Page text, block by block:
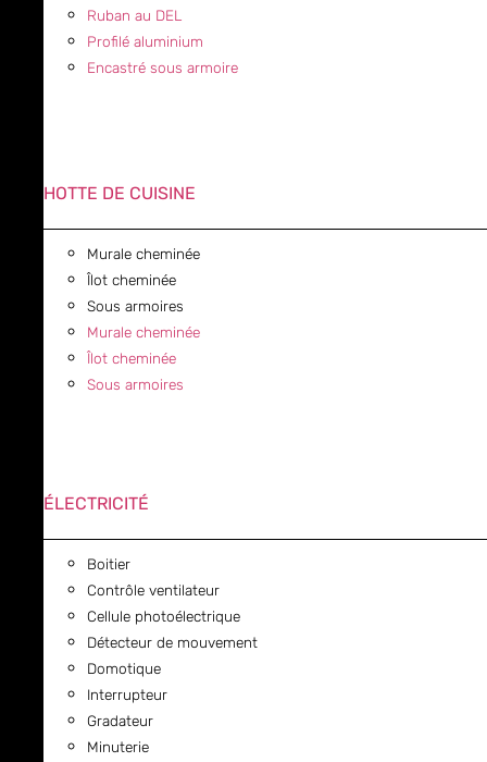
Ruban au DEL
Profilé aluminium
Encastré sous armoire
HOTTE DE CUISINE
Murale cheminée
Îlot cheminée
Sous armoires
Murale cheminée
Îlot cheminée
Sous armoires
ÉLECTRICITÉ
Boitier
Contrôle ventilateur
Cellule photoélectrique
Détecteur de mouvement
Domotique
Interrupteur
Gradateur
Minuterie